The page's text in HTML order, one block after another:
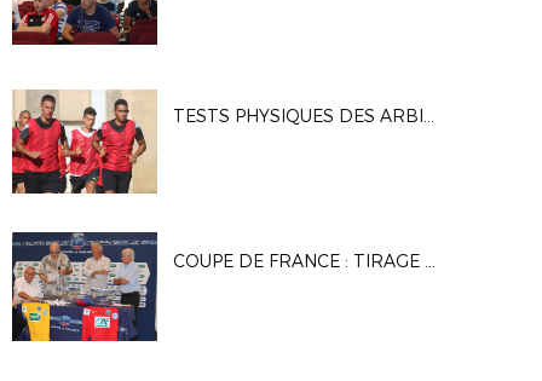
TESTS PHYSIQUES DES ARBITRES À MARIGNANE
COUPE DE FRANCE : TIRAGE DU 4E TOUR